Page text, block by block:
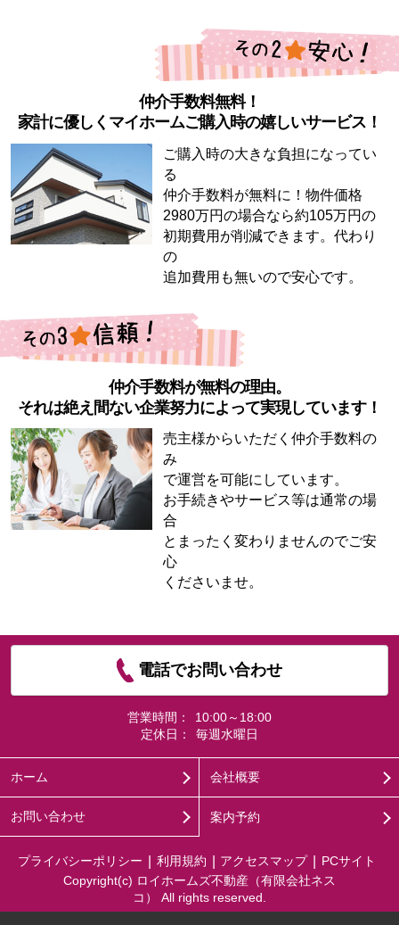
仲介手数料無料！
家計に優しくマイホームご購入時の嬉しいサービス！
ご購入時の大きな負担になってい
る
仲介手数料が無料に！物件価格
2980万円の場合なら約105万円の
初期費用が削減できます。代わり
の
追加費用も無いので安心です。
仲介手数料が無料の理由。
それは絶え間ない企業努力によって実現しています！
売主様からいただく仲介手数料の
み
で運営を可能にしています。
お手続きやサービス等は通常の場
合
とまったく変わりませんのでご安
心
くださいませ。
電話でお問い合わせ
営業時間：
10:00～18:00
定休日：
毎週水曜日
ホーム 会社概要
お問い合わせ 案内予約
プライバシーポリシー 利用規約 アクセスマップ
PCサイト
Copyright(c) ロイホームズ不動産（有限会社ネス
コ） All rights reserved.